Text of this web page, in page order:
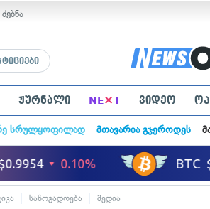
ძებნა
ჟურნალი NE×T ვიდეო
სრულყოფილად მთავარია გჯეროდეს
საზოგადოება მედია